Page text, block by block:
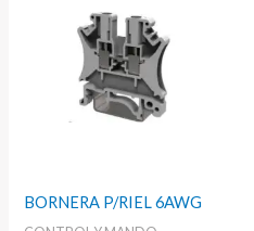
BORNERA P/RIEL 6AWG